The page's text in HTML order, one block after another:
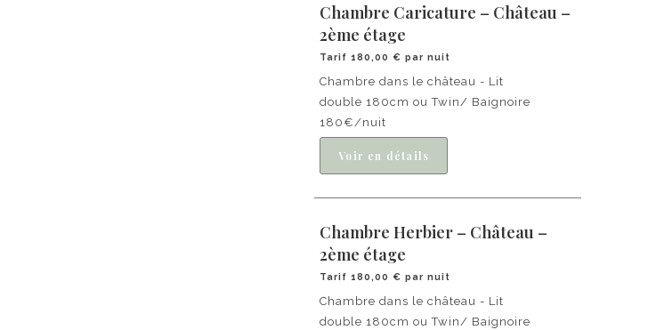
Chambre Caricature – Château –
2ème étage
Tarif 180,00 € par nuit
Chambre dans le château - Lit
double 180cm ou Twin/ Baignoire
180€/nuit
Chambre Herbier – Château –
2ème étage
Tarif 180,00 € par nuit
Chambre dans le château - Lit
double 180cm ou Twin/ Baignoire